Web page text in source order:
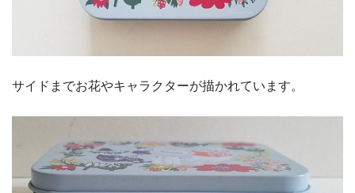
サイドまでお花やキャラクターが描かれています。